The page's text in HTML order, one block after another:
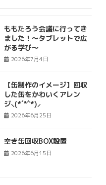
ももたろう会議に行ってき
ました！～タブレットで広
がる学び～
2026年7月4日
【缶制作のイメージ】回収
した缶をかわいくアレン
ジ⸜(*´꒳`*)⸝
2026年6月25日
空き缶回収BOX設置
2026年6月15日